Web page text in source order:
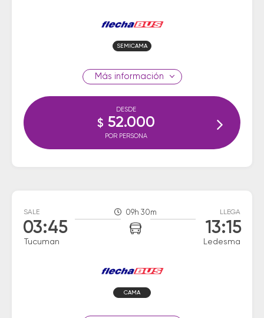
SEMICAMA
información
DESDE
$ 52.000
POR PERSONA
SALE
03:45
Tucuman
09h 30m LLEGA
13:15
Ledesma
CAMA